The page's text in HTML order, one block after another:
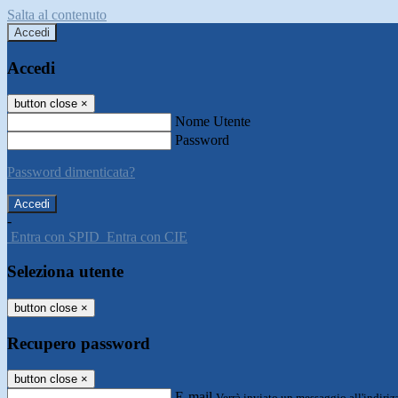
Salta al contenuto
Accedi
Accedi
button close ×
Nome Utente
Password
Password dimenticata?
-
Entra con SPID Entra con CIE
Seleziona utente
button close ×
Recupero password
button close ×